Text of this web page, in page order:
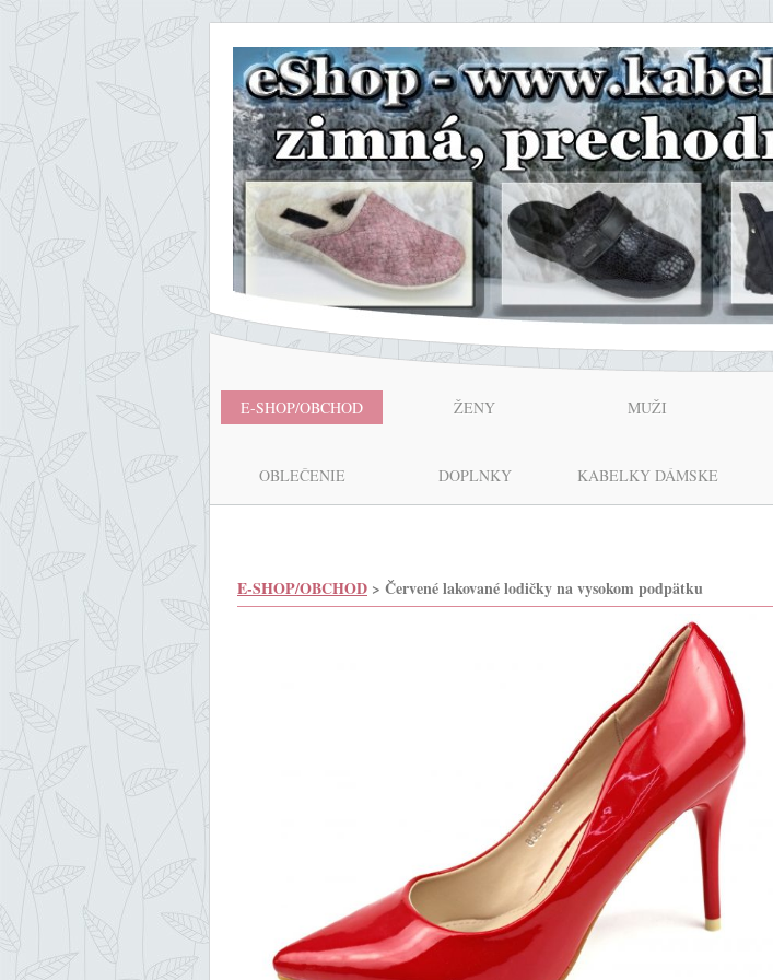
E-SHOP/OBCHOD ŽENY MUŽI
OBLEČENIE DOPLNKY KABELKY DÁMSKE
E-SHOP/OBCHOD > Červené lakované lodičky na vysokom podpätku